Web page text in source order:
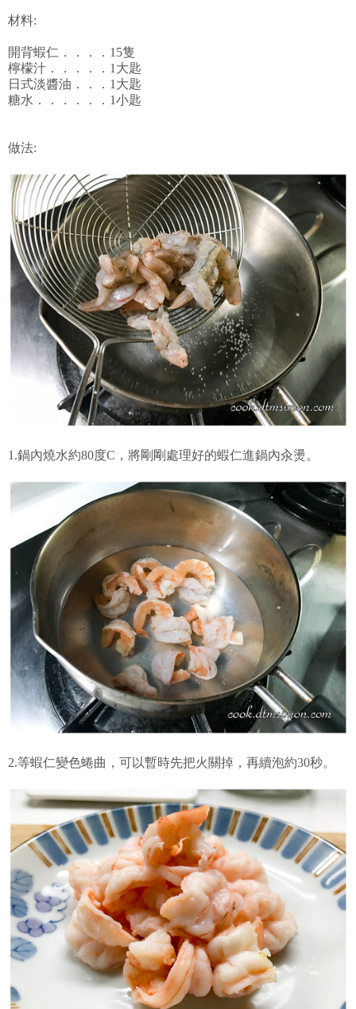
材料:
開背蝦仁．．．．15隻
檸檬汁．．．．．1大匙
日式淡醬油．．．1大匙
糖水．．．．．．1小匙
做法:
1.鍋內燒水約80度C，將剛剛處理好的蝦仁進鍋內汆燙。
2.等蝦仁變色蜷曲，可以暫時先把火關掉，再續泡約30秒。